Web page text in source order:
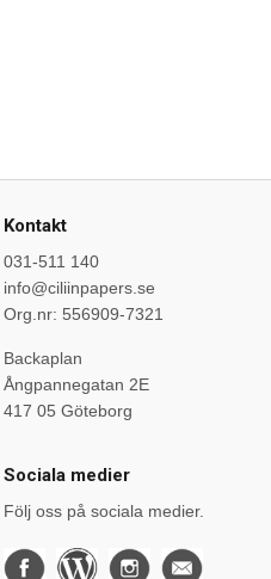
Kontakt
031-511 140
info@ciliinpapers.se
Org.nr: 556909-7321
Backaplan
Ångpannegatan 2E
417 05 Göteborg
Sociala medier
Följ oss på sociala medier.